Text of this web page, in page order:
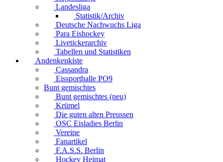
Landesliga
Statistik/Archiv
Deutsche Nachwuchs Liga
Para Eishockey
Livetickerarchiv
Tabellen und Statistiken
Andenkenkiste
Cassandra
Eissporthalle PO9
Bunt gemischtes
Bunt gemischtes (neu)
Krümel
Die guten alten Preussen
OSC Eisladies Berlin
Vereine
Fanartikel
F.A.S.S. Berlin
Hockey Heimat